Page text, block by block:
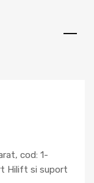
cod: 1-
Hilift si suport